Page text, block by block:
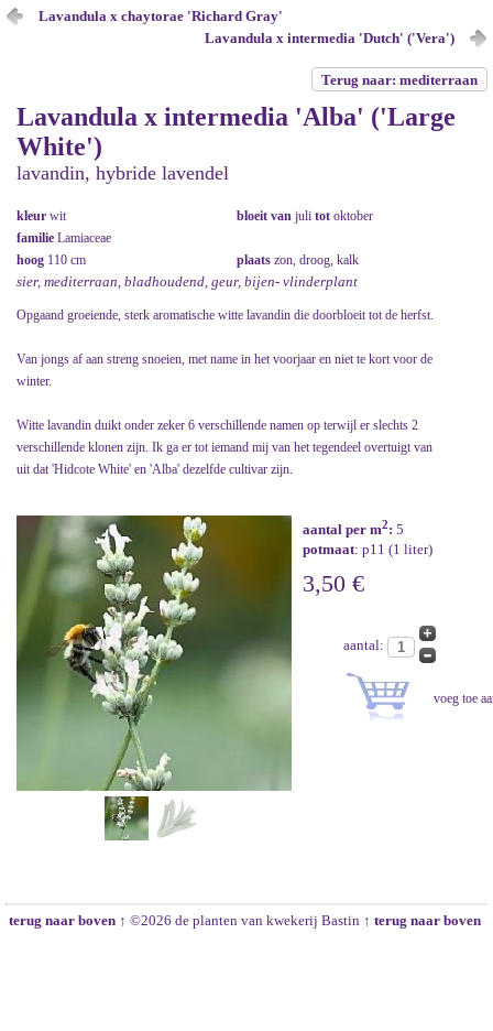
Lavandula x chaytorae 'Richard Gray'
Lavandula x intermedia 'Dutch' ('Vera')
Terug naar: mediterraan
Lavandula x intermedia 'Alba' ('Large
White')
lavandin, hybride lavendel
kleur wit bloeit van juli tot oktober
familie Lamiaceae
hoog 110 cm plaats zon, droog, kalk
sier, mediterraan, bladhoudend, geur, bijen- vlinderplant
Opgaand groeiende, sterk aromatische witte lavandin die doorbloeit tot de herfst.
Van jongs af aan streng snoeien, met name in het voorjaar en niet te kort voor de
winter.
Witte lavandin duikt onder zeker 6 verschillende namen op terwijl er slechts 2
verschillende klonen zijn. Ik ga er tot iemand mij van het tegendeel overtuigt van
uit dat 'Hidcote White' en 'Alba' dezelfde cultivar zijn.
aantal per m2: 5
potmaat: p11 (1 liter)
3,50 €
aantal:
terug naar boven ↑ ©2026 de planten van kwekerij Bastin ↑ terug naar boven